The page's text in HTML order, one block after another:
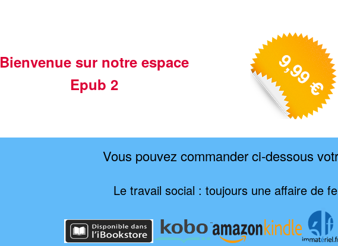
Bienvenue sur notre espace
Epub 2
Vous pouvez commander ci-dessous
Le travail social : toujours une affaire de